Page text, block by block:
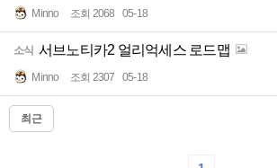
Minno 조회 2068 05-18
소식 서브노티카2 얼리억세스 로드맵
Minno 조회 2307 05-18
최근